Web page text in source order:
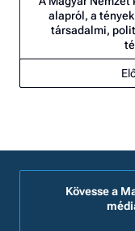
alapról, a
társadalmi,
Kövesse a